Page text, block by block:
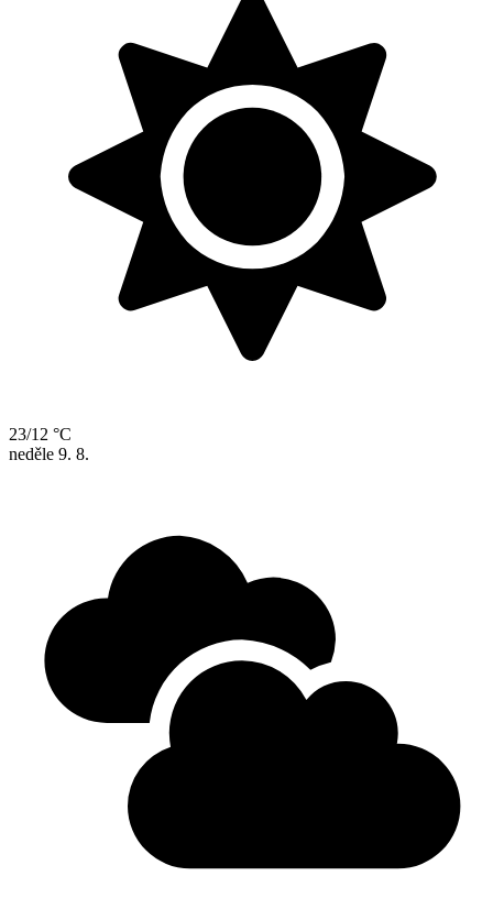
23/12 °C
neděle 9. 8.